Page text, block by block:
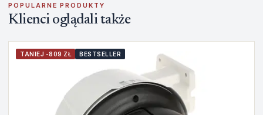
POPULARNE PRODUKTY
Klienci oglądali także
TANIEJ -809 ZŁ BESTSELLER